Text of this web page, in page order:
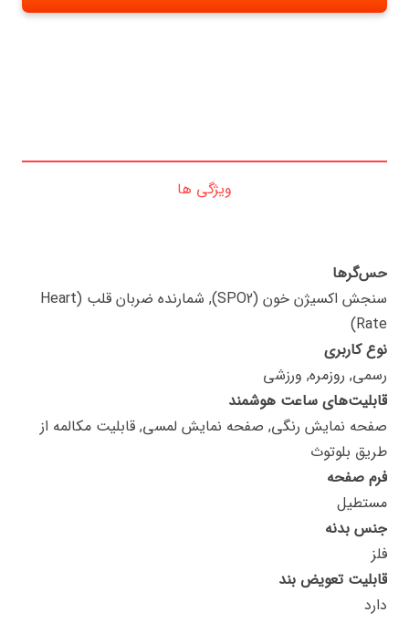
ویژگی ها
حس‌گرها
سنجش اکسیژن خون (SPO2), شمارنده ضربان قلب (Heart
Rate)
نوع کاربری
رسمی, روزمره, ورزشی
قابلیت‌های ساعت هوشمند
صفحه نمایش رنگی, صفحه نمایش لمسی, قابلیت مکالمه از
طریق بلوتوث
فرم صفحه
مستطیل
جنس بدنه
فلز
قابلیت تعویض بند
دارد